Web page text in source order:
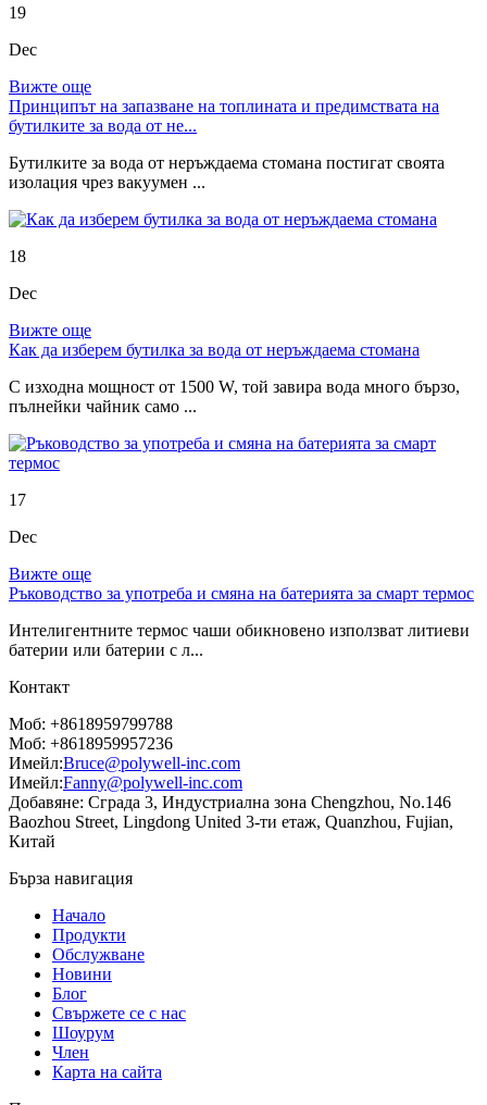
19
Dec
Вижте още
Принципът на запазване на топлината и предимствата на
бутилките за вода от не...
Бутилките за вода от неръждаема стомана постигат своята
изолация чрез вакуумен ...
18
Dec
Вижте още
Как да изберем бутилка за вода от неръждаема стомана
С изходна мощност от 1500 W, той завира вода много бързо,
пълнейки чайник само ...
17
Dec
Вижте още
Ръководство за употреба и смяна на батерията за смарт термос
Интелигентните термос чаши обикновено използват литиеви
батерии или батерии с л...
Контакт
Моб: +8618959799788
Моб: +8618959957236
Имейл:Bruce@polywell-inc.com
Имейл:Fanny@polywell-inc.com
Добавяне: Сграда 3, Индустриална зона Chengzhou, No.146
Baozhou Street, Lingdong United 3-ти етаж, Quanzhou, Fujian,
Китай
Бърза навигация
Начало
Продукти
Обслужване
Новини
Блог
Свържете се с нас
Шоурум
Член
Карта на сайта